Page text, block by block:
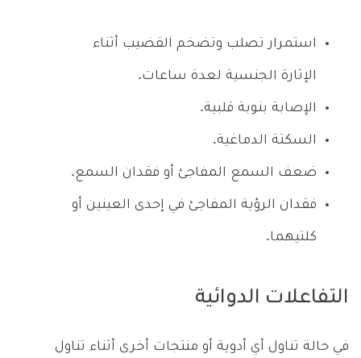
استمرار تصلب وتضخم القضيب أثناء
الإثارة الجنسية لعدة ساعات.
الإصابة بنوبة قلبية.
السكتة الدماغية.
ضعف السمع المفاجئ أو فقدان السمع.
فقدان الرؤية المفاجئ في إحدى العينين أو
كلتيهما.
التفاعلات الدوائية
في حالة تناول أي أدوية أو منتجات أخرى أثناء تناول